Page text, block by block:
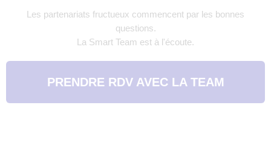
Les partenariats fructueux commencent par les bonnes
questions.
La Smart Team est à l'écoute.
PRENDRE RDV AVEC LA TEAM